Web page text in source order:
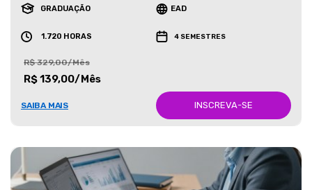
GRADUAÇÃO EAD
1.720 HORAS 4 SEMESTRES
R$ 329,00/Mês
R$ 139,00/Mês
SAIBA MAIS INSCREVA-SE